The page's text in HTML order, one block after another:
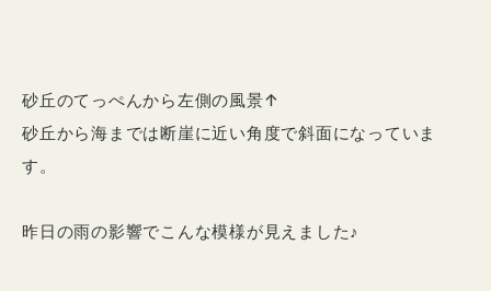
砂丘のてっぺんから左側の風景↑
砂丘から海までは断崖に近い角度で斜面になっていま
す。
昨日の雨の影響でこんな模様が見えました♪